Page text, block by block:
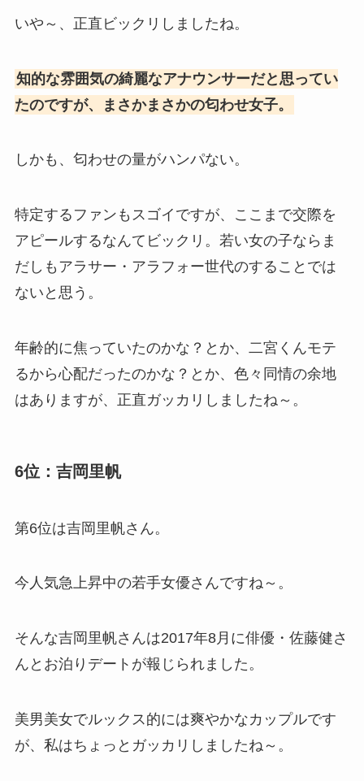
いや～、正直ビックリしましたね。
知的な雰囲気の綺麗なアナウンサーだと思ってい
たのですが、まさかまさかの匂わせ女子。
しかも、匂わせの量がハンパない。
特定するファンもスゴイですが、ここまで交際を
アピールするなんてビックリ。若い女の子ならま
だしもアラサー・アラフォー世代のすることでは
ないと思う。
年齢的に焦っていたのかな？とか、二宮くんモテ
るから心配だったのかな？とか、色々同情の余地
はありますが、正直ガッカリしましたね～。
6位：吉岡里帆
第6位は吉岡里帆さん。
今人気急上昇中の若手女優さんですね～。
そんな吉岡里帆さんは2017年8月に俳優・佐藤健さ
んとお泊りデートが報じられました。
美男美女でルックス的には爽やかなカップルです
が、私はちょっとガッカリしましたね～。